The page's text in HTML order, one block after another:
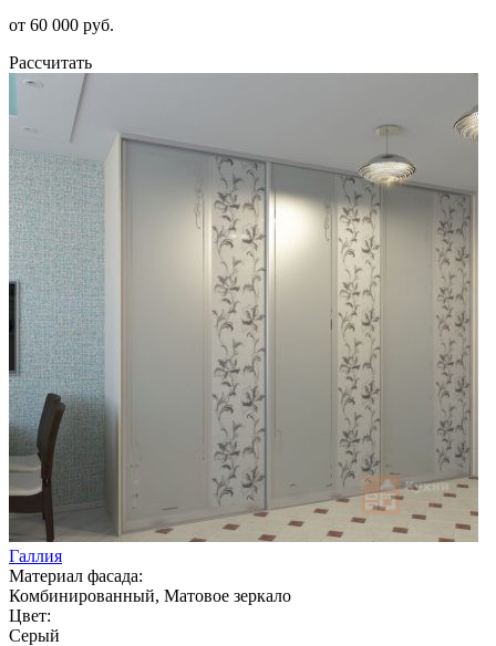
от 60 000 руб.
Рассчитать
Галлия
Материал фасада:
Комбинированный, Матовое зеркало
Цвет:
Серый